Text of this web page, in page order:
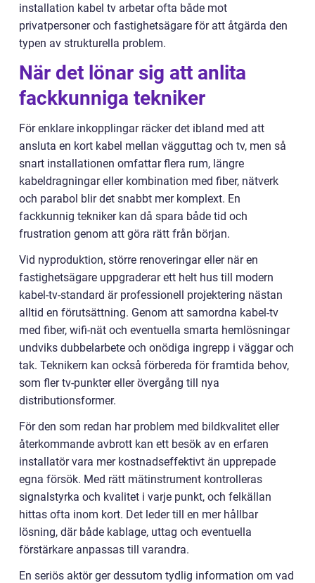
installation kabel tv arbetar ofta både mot
privatpersoner och fastighetsägare för att åtgärda den
typen av strukturella problem.
När det lönar sig att anlita
fackkunniga tekniker
För enklare inkopplingar räcker det ibland med att
ansluta en kort kabel mellan vägguttag och tv, men så
snart installationen omfattar flera rum, längre
kabeldragningar eller kombination med fiber, nätverk
och parabol blir det snabbt mer komplext. En
fackkunnig tekniker kan då spara både tid och
frustration genom att göra rätt från början.
Vid nyproduktion, större renoveringar eller när en
fastighetsägare uppgraderar ett helt hus till modern
kabel-tv-standard är professionell projektering nästan
alltid en förutsättning. Genom att samordna kabel-tv
med fiber, wifi-nät och eventuella smarta hemlösningar
undviks dubbelarbete och onödiga ingrepp i väggar och
tak. Teknikern kan också förbereda för framtida behov,
som fler tv-punkter eller övergång till nya
distributionsformer.
För den som redan har problem med bildkvalitet eller
återkommande avbrott kan ett besök av en erfaren
installatör vara mer kostnadseffektivt än upprepade
egna försök. Med rätt mätinstrument kontrolleras
signalstyrka och kvalitet i varje punkt, och felkällan
hittas ofta inom kort. Det leder till en mer hållbar
lösning, där både kablage, uttag och eventuella
förstärkare anpassas till varandra.
En seriös aktör ger dessutom tydlig information om vad